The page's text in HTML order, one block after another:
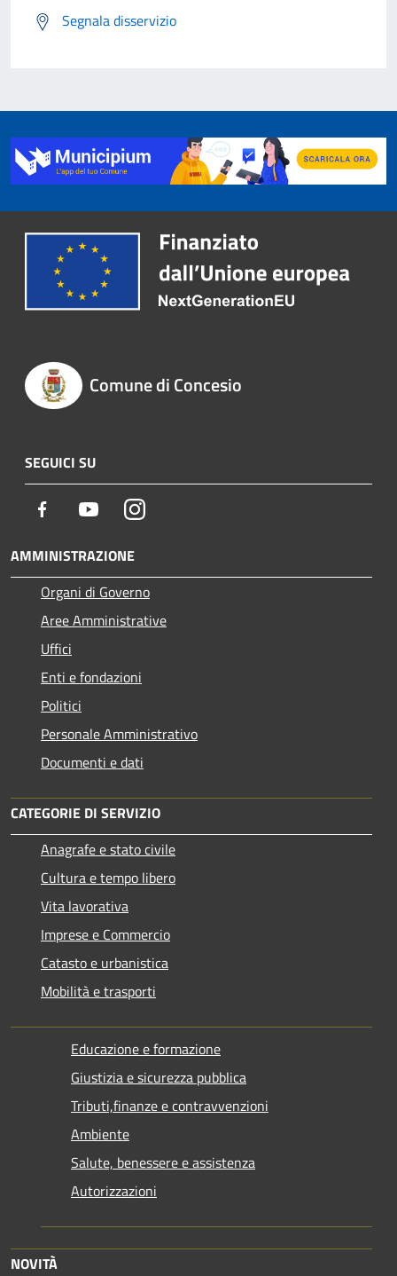
Segnala disservizio
Comune di Concesio
SEGUICI SU
Facebook YoutubeInstagram
AMMINISTRAZIONE
Organi di Governo
Aree Amministrative
Uffici
Enti e fondazioni
Politici
Personale Amministrativo
Documenti e dati
CATEGORIE DI SERVIZIO
Anagrafe e stato civile
Cultura e tempo libero
Vita lavorativa
Imprese e Commercio
Catasto e urbanistica
Mobilità e trasporti
Educazione e formazione
Giustizia e sicurezza pubblica
Tributi,finanze e contravvenzioni
Ambiente
Salute, benessere e assistenza
Autorizzazioni
NOVITÀ